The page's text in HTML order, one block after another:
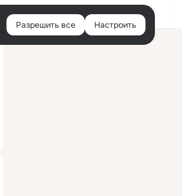
Войти
Разрешить все Настроить